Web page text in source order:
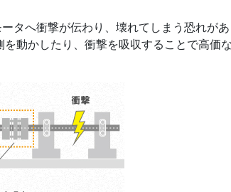
タへ衝撃が伝わり、壊れてしまう恐れがあ
動かしたり、衝撃を吸収することで高価